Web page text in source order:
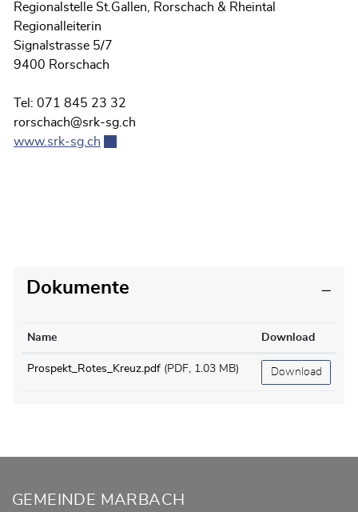
Regionalstelle St.Gallen, Rorschach & Rheintal
Regionalleiterin
Signalstrasse 5/7
9400 Rorschach
Tel: 071 845 23 32
rorschach@srk-sg.ch
www.srk-sg.ch
Dokumente
Name Download
Prospekt_Rotes_Kreuz.pdf (PDF, 1.03 MB) Download
Fusszeile
GEMEINDE MARBACH